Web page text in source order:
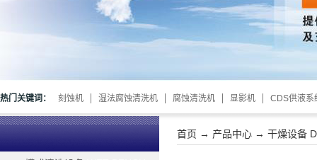
热门关键词： 刻蚀机 湿法腐蚀清洗机 腐蚀清洗机 显影机 CDS供液系
首页 → 产品中心 → 干燥设备